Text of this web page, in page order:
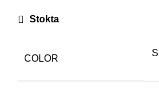
Stokta
COLOR